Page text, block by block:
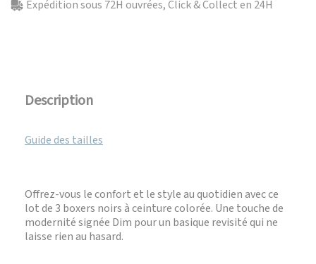
Expédition sous 72H ouvrées, Click & Collect en 24H
Description
Guide des tailles
Offrez-vous le confort et le style au quotidien avec ce
lot de 3 boxers noirs à ceinture colorée. Une touche de
modernité signée Dim pour un basique revisité qui ne
laisse rien au hasard.